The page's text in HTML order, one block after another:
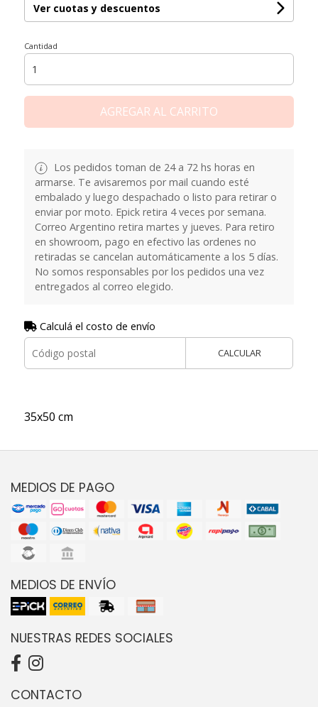
Ver cuotas y descuentos
Cantidad
AGREGAR AL CARRITO
Los pedidos toman de 24 a 72 hs horas en
armarse. Te avisaremos por mail cuando esté
embalado y luego despachado o listo para retirar o
enviar por moto. Epick retira 4 veces por semana.
Correo Argentino retira martes y jueves. Para retiro
en showroom, pago en efectivo las ordenes no
retiradas se cancelan automáticamente a los 5 días.
No somos responsables por los pedidos una vez
entregados al correo elegido.
Calculá el costo de envío
CALCULAR
35x50 cm
MEDIOS DE PAGO
MEDIOS DE ENVÍO
NUESTRAS REDES SOCIALES
CONTACTO